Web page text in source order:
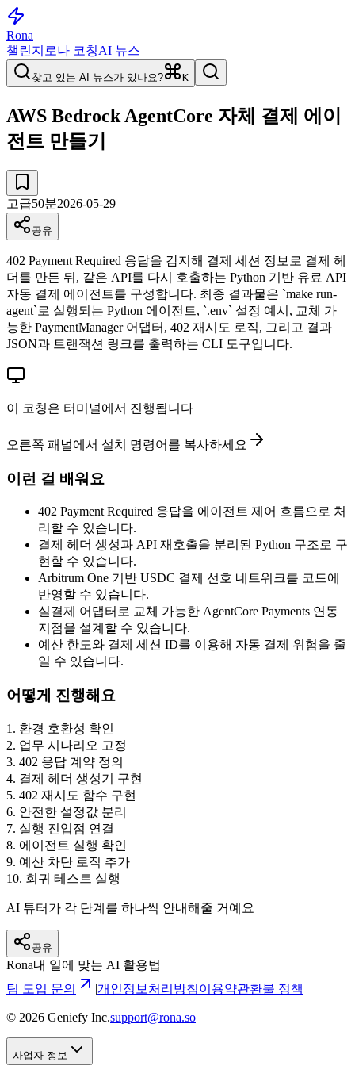
Rona
챌린지 로나 코칭AI 뉴스
찾고 있는 AI 뉴스가 있나요? K
AWS Bedrock AgentCore 자체 결제 에이
전트 만들기
고급50분2026-05-29
공유
402 Payment Required 응답을 감지해 결제 세션 정보로 결제 헤
더를 만든 뒤, 같은 API를 다시 호출하는 Python 기반 유료 API
자동 결제 에이전트를 구성합니다. 최종 결과물은 `make run-
agent`로 실행되는 Python 에이전트, `.env` 설정 예시, 교체 가
능한 PaymentManager 어댑터, 402 재시도 로직, 그리고 결과
JSON과 트랜잭션 링크를 출력하는 CLI 도구입니다.
이 코칭은 터미널에서 진행됩니다
오른쪽 패널에서 설치 명령어를 복사하세요
이런 걸 배워요
402 Payment Required 응답을 에이전트 제어 흐름으로 처
리할 수 있습니다.
결제 헤더 생성과 API 재호출을 분리된 Python 구조로 구
현할 수 있습니다.
Arbitrum One 기반 USDC 결제 선호 네트워크를 코드에
반영할 수 있습니다.
실결제 어댑터로 교체 가능한 AgentCore Payments 연동
지점을 설계할 수 있습니다.
예산 한도와 결제 세션 ID를 이용해 자동 결제 위험을 줄
일 수 있습니다.
어떻게 진행해요
1 . 환경 호환성 확인
2. 업무 시나리오 고정
3. 402 응답 계약 정의
4. 결제 헤더 생성기 구현
5. 402 재시도 함수 구현
6. 안전한 설정값 분리
7. 실행 진입점 연결
8. 에이전트 실행 확인
9. 예산 차단 로직 추가
10. 회귀 테스트 실행
AI 튜터가 각 단계를 하나씩 안내해줄 거예요
공유
Rona내 일에 맞는 AI 활용법
팀 도입 문의
|개인정보처리방침이용약관환불 정책
© 2026 Geniefy Inc.support@rona.so
사업자 정보